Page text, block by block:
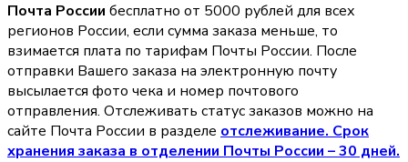
Почта России бесплатно от 5000 рублей для всех
регионов России, если сумма заказа меньше, то
взимается плата по тарифам Почты России. После
отправки Вашего заказа на электронную почту
высылается фото чека и номер почтового
отправления. Отслеживать статус заказов можно на
сайте Почта России в разделе oтслеживание. Срок
хранения заказа в отделении Почты России – 30 дней.